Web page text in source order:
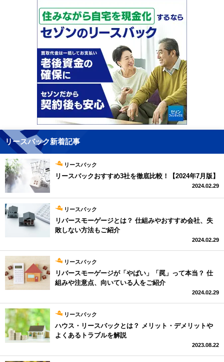
リースバック新着記事
リースバック
リースバックおすすめ3社を徹底比較！【2024年7月版】
2024.02.29
リースバック
リバースモーゲージとは？ 仕組みやおすすめ会社、失
敗しない方法もご紹介
2024.02.29
リースバック
リバースモーゲージが「やばい」「罠」って本当？ 仕
組みや注意点、向いている人をご紹介
2024.02.29
リースバック
ハウス・リースバックとは？ メリット・デメリットや
よくあるトラブルを解説
2023.08.22